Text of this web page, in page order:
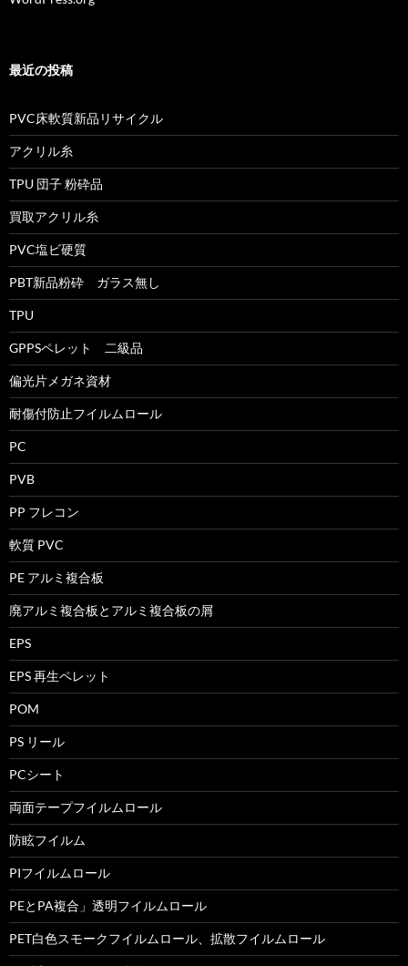
最近の投稿
PVC床軟質新品リサイクル
アクリル糸
TPU 団子 粉砕品
買取アクリル糸
PVC塩ビ硬質
PBT新品粉砕 ガラス無し
TPU
GPPSペレット 二級品
偏光片メガネ資材
耐傷付防止フイルムロール
PC
PVB
PP フレコン
軟質 PVC
PE アルミ複合板
廃アルミ複合板とアルミ複合板の屑
EPS
EPS 再生ペレット
POM
PS リール
PCシート
両面テープフイルムロール
防眩フイルム
PIフイルムロール
PEとPA複合」透明フイルムロール
PET白色スモークフイルムロール、拡散フイルムロール